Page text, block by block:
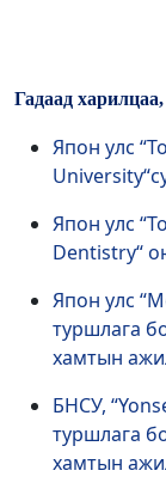
Гадаад
Япон улс
Япон улс
Dentistry“
Япон улс
туршлага
хамтын
БНСУ,
туршлага
хамтын